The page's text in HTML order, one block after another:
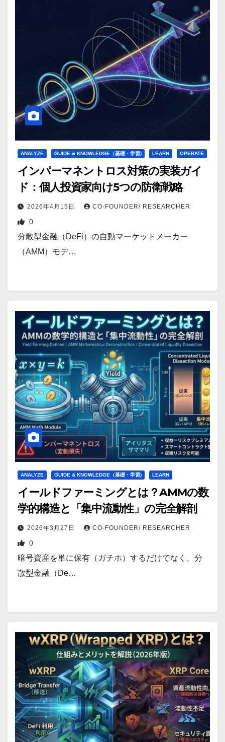
ANALYZE GUIDE & KNOWLEDGE（基礎・学習) LEARN OPERATE
インパーマネントロス対策の実装ガイ
ド：個人投資家向け5つの防衛戦略
2026年4月15日 CO-FOUNDER/ RESEARCHER
0
分散型金融（DeFi）の自動マーケットメーカー
（AMM）モデ…
ANALYZE GUIDE & KNOWLEDGE（基礎・学習) LEARN
イールドファーミングとは？AMMの数
学的構造と「集中流動性」の完全解剖
2026年3月27日 CO-FOUNDER/ RESEARCHER
0
暗号資産を単に保有（ガチホ）するだけでなく、分
散型金融（De…